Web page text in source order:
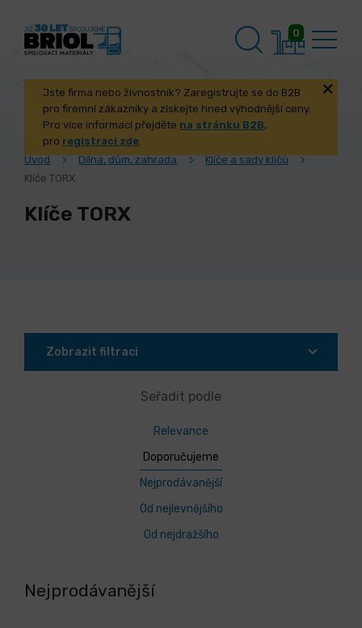
0
Jste firma nebo živnostník? Zaregistrujte se do B2B
pro firemní zákazníky a získejte hned výhodnější ceny.
Pro více informací přejděte na stránku B2B,
pro registraci zde.
Úvod
Dílna, dům, zahrada
Klíče a sady klíčů
Klíče TORX
Klíče TORX
Zobrazit filtraci
Seřadit podle
Relevance
Doporučujeme
Nejprodávanější
Od nejlevnějšího
Od nejdražšího
Nejprodávanější